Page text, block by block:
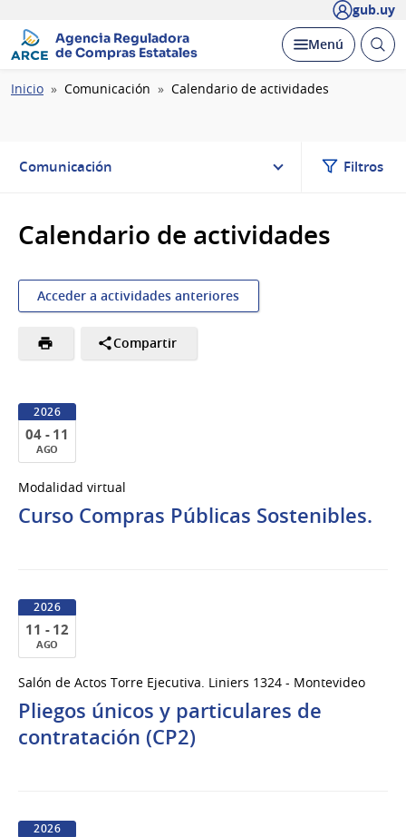
gub.uy
Agencia Reguladora
de Compras Estatales
Desplegar
Menú Abrir
Ruta
Inicio Comunicación Calendario de actividades
Comunicación Filtros
Calendario de actividades
Acceder a actividades anteriores
Compartir
2026
04 - 11
AGO
al
11
2026
Modalidad virtual
Curso Compras Públicas Sostenibles.
2026
11 - 12
AGO
al
12
de
Salón de Actos Torre Ejecutiva. Liniers 1324 - Montevideo
Pliegos únicos y particulares de
contratación (CP2)
2026